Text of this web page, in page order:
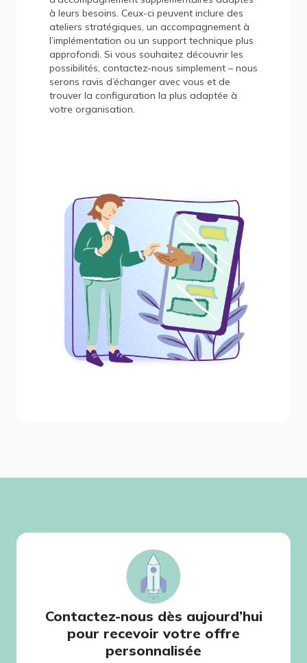
à leurs besoins. Ceux-ci peuvent inclure des
ateliers stratégiques, un accompagnement à
l’implémentation ou un support technique plus
approfondi. Si vous souhaitez découvrir les
possibilités, contactez-nous simplement – nous
serons ravis d’échanger avec vous et de
trouver la configuration la plus adaptée à
votre organisation.
Contactez-nous dès aujourd’hui
pour recevoir votre offre
personnalisée